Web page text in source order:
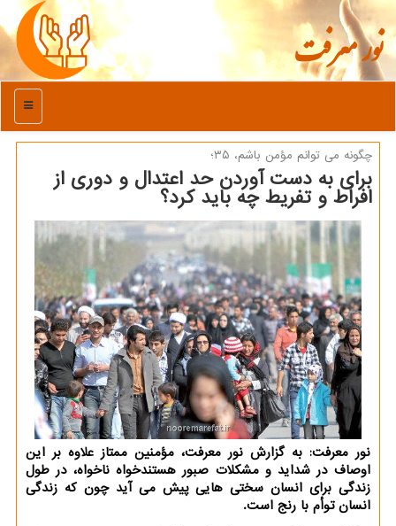
نور معرفت
منو
چگونه می توانم مؤمن باشم، ۳۵؛
برای به دست آوردن حد اعتدال و دوری از
افراط و تفریط چه باید کرد؟
نور معرفت: به گزارش نور معرفت، مؤمنین ممتاز علاوه بر این
اوصاف در شداید و مشکلات صبور هستندخواه ناخواه، در طول
زندگی برای انسان سختی هایی پیش می آید چون که زندگی
انسان توأم با رنج است.